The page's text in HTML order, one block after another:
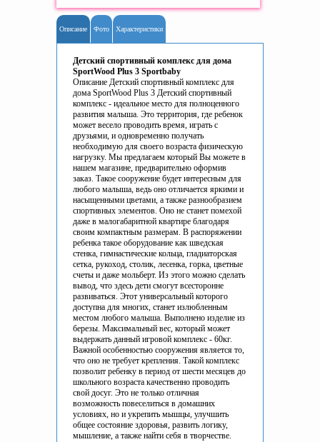
Описание Фото Характеристики
Детский спортивный комплекс для дома
SportWood Plus 3 Sportbaby
Описание Детский спортивный комплекс для
дома SportWood Plus 3 Детский спортивный
комплекс - идеальное место для полноценного
развития малыша. Это территория, где ребенок
может весело проводить время, играть с
друзьями, и одновременно получать
необходимую для своего возраста физическую
нагрузку. Мы предлагаем который Вы можете в
нашем магазине, предварительно оформив
заказ. Такое сооружение будет интересным для
любого малыша, ведь оно отличается яркими и
насыщенными цветами, а также разнообразием
спортивных элементов. Оно не станет помехой
даже в малогабаритной квартире благодаря
своим компактным размерам. В распоряжении
ребенка такое оборудование как шведская
стенка, гимнастические кольца, гладиаторская
сетка, рукоход, столик, лесенка, горка, цветные
счеты и даже мольберт. Из этого можно сделать
вывод, что здесь дети смогут всесторонне
развиваться. Этот универсальный которого
доступна для многих, станет излюбленным
местом любого малыша. Выполнено изделие из
березы. Максимальный вес, который может
выдержать данный игровой комплекс - 60кг.
Важной особенностью сооружения является то,
что оно не требует крепления. Такой комплекс
позволит ребенку в период от шести месяцев до
школьного возраста качественно проводить
свой досуг. Это не только отличная
возможность повеселиться в домашних
условиях, но и укрепить мышцы, улучшить
общее состояние здоровья, развить логику,
мышление, а также найти себя в творчестве.